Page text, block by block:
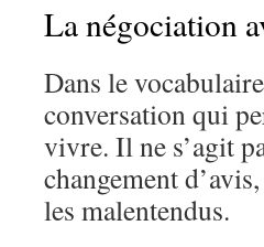
La négociation
Dans le
conversation qui
vivre. Il ne s’agit
changement
les malentendus.